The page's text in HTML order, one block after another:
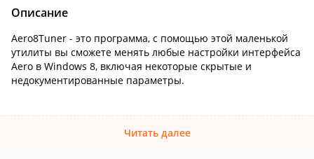
Описание
Aero8Tuner - это программа, с помощью этой маленькой
утилиты вы сможете менять любые настройки интерфейса
Aero в Windows 8, включая некоторые скрытые и
недокументированные параметры.
Читать далее